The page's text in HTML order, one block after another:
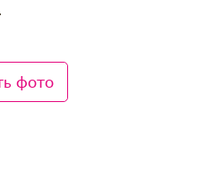
фото